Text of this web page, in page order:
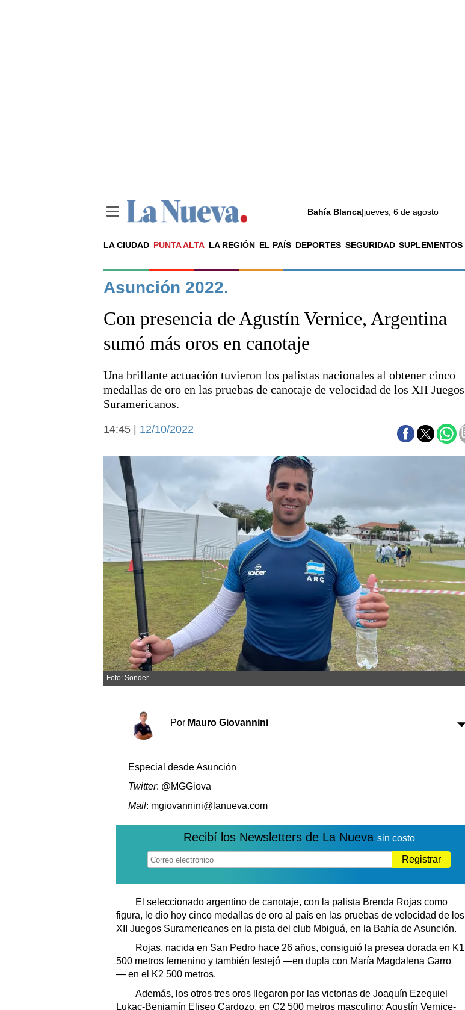
Bahía Blanca|jueves, 6 de agosto
LA CIUDAD PUNTA ALTA LA REGIÓN EL PAÍS DEPORTES SEGURIDAD SUPLEMENTOS
Noticias
La ciudad
El país
Seguridad
Deportes
Escenario Olímpico
Liga del Sur
Arte y cultura
Aplausos
Cines
Economía y campo
Economía y finanzas
Con el campo
Espacio empresas
Sociedad y tiempo libre
Sociedad
Tecnología
Es viral
El tiempo
Cartón Lleno
Fúnebres
Clasificados
Suplementos
Servicios
Teléfonos de urgencia
Asunción 2022.
Con presencia de Agustín Vernice, Argentina
sumó más oros en canotaje
Una brillante actuación tuvieron los palistas nacionales al obtener cinco
medallas de oro en las pruebas de canotaje de velocidad de los XII Juegos
Suramericanos.
14:45 | 12/10/2022
Foto: Sonder
Por Mauro Giovannini
Especial desde Asunción
Twitter: @MGGiova
Mail: mgiovannini@lanueva.com
Recibí los Newsletters de La Nueva sin costo
Registrar
El seleccionado argentino de canotaje, con la palista Brenda Rojas como
figura, le dio hoy cinco medallas de oro al país en las pruebas de velocidad de los
XII Juegos Suramericanos en la pista del club Mbiguá, en la Bahía de Asunción.
Rojas, nacida en San Pedro hace 26 años, consiguió la presea dorada en K1
500 metros femenino y también festejó —en dupla con María Magdalena Garro
— en el K2 500 metros.
Además, los otros tres oros llegaron por las victorias de Joaquín Ezequiel
Lukac-Benjamín Eliseo Cardozo, en C2 500 metros masculino; Agustín Vernice-